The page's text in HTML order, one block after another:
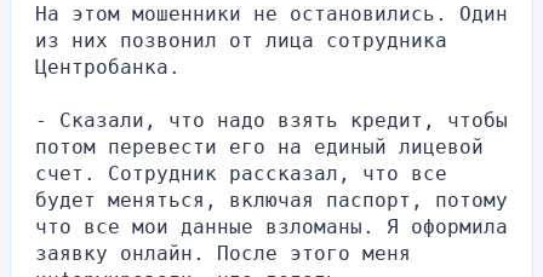
На этом мошенники не остановились. Один
из них позвонил от лица сотрудника
Центробанка.
- Сказали, что надо взять кредит, чтобы
потом перевести его на единый лицевой
счет. Сотрудник рассказал, что все
будет меняться, включая паспорт, потому
что все мои данные взломаны. Я оформила
заявку онлайн. После этого меня